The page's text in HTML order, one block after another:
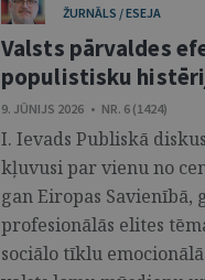
ŽURNĀLS / ESEJA
Valsts pārvaldes
populistisku
9. JŪNIJS 2026 • NR. 6 (1424)
I. Ievads Publiskā
kļuvusi par vienu no
gan Eiropas Savienībā,
profesionālās elites
sociālo tīklu